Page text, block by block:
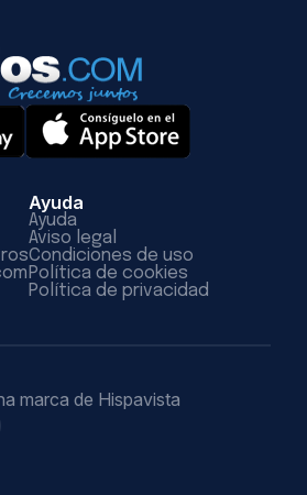
Ayuda
Ayuda
Aviso legal
Condiciones de uso
Política de cookies
Política de privacidad
marca de Hispavista